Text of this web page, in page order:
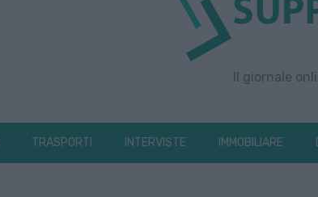
Il giornale
TRASPORTI INTERVISTE IMMOBILIARE